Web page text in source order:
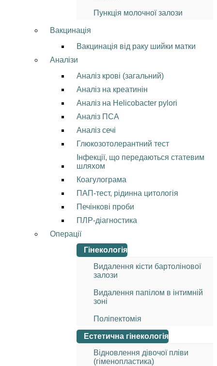
Пункція молочної залози
Вакцинація
Вакцинація від раку шийки матки
Аналізи
Аналіз крові (загальний)
Аналіз на креатинін
Аналіз на Helicobacter pylori
Аналіз ПСА
Аналіз сечі
Глюкозотолерантний тест
Інфекції, що передаються статевим
шляхом
Коагулограма
ПАП-тест, рідинна цитологія
Печінкові проби
ПЛР-діагностика
Операції
Гінекологія
Видалення кісти бартолінової
залози
Видалення папілом в інтимній
зоні
Поліпектомія
Естетична гінекологія
Відновлення дівочої пліви
(гіменопластика)